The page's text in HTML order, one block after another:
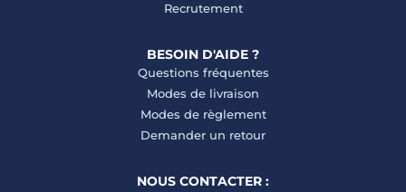
Recrutement
BESOIN D'AIDE ?
Questions fréquentes
Modes de livraison
Modes de règlement
Demander un retour
NOUS CONTACTER :